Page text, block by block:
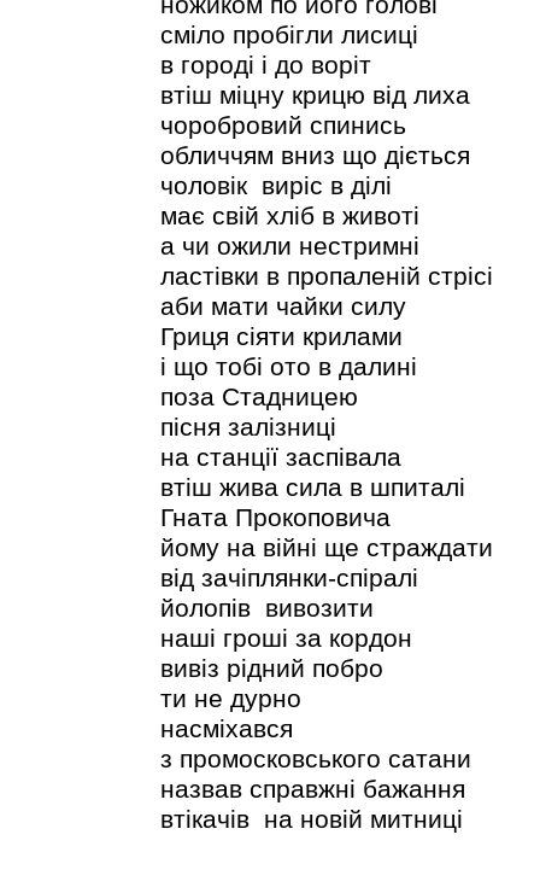
сміло пробігли лисиці
в городі і до воріт
втіш міцну крицю від лиха
чоробровий спинись
обличчям вниз що діється
чоловік виріс в ділі
має свій хліб в животі
а чи ожили нестримні
ластівки в пропаленій стрісі
аби мати чайки силу
Гриця сіяти крилами
і що тобі ото в далині
поза Стадницею
пісня залізниці
на станції заспівала
втіш жива сила в шпиталі
Гната Прокоповича
йому на
від зачіплянки-спіралі
йолопів вивозити
наші гроші за кордон
вивіз рідний побро
ти не дурно
насміхався
з промосковського сатани
назвав справжні бажання
втікачів на новій митниці